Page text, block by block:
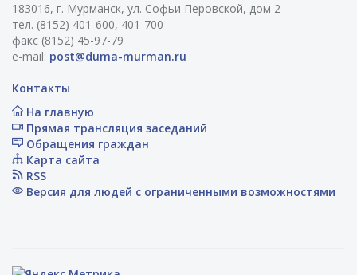
183016, г. Мурманск, ул. Софьи Перовской, дом 2
тел. (8152) 401-600, 401-700
факс (8152) 45-97-79
e-mail: post@duma-murman.ru
Контакты
На главную
Прямая трансляция заседаний
Обращения граждан
Карта сайта
RSS
Версия для людей с ограниченными возможностями